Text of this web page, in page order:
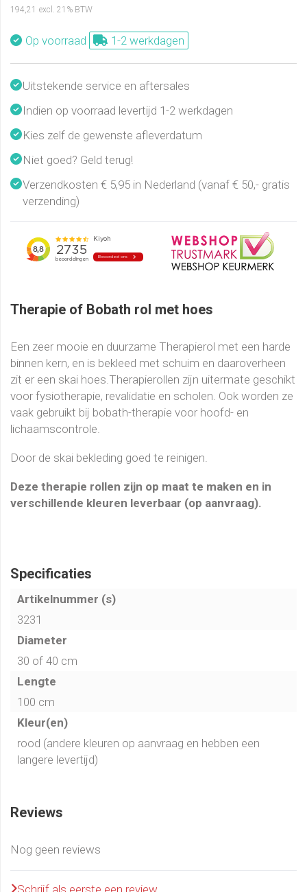
194,21 excl. 21% BTW
Op voorraad 1-2 werkdagen
Uitstekende service en aftersales
Indien op voorraad levertijd 1-2 werkdagen
Kies zelf de gewenste afleverdatum
Niet goed? Geld terug!
Verzendkosten € 5,95 in Nederland (vanaf € 50,- gratis
verzending)
Therapie of Bobath rol met hoes
Een zeer mooie en duurzame Therapierol met een harde
binnen kern, en is bekleed met schuim en daaroverheen
zit er een skai hoes.Therapierollen zijn uitermate geschikt
voor fysiotherapie, revalidatie en scholen. Ook worden ze
vaak gebruikt bij bobath-therapie voor hoofd- en
lichaamscontrole.
Door de skai bekleding goed te reinigen.
Deze therapie rollen zijn op maat te maken en in
verschillende kleuren leverbaar (op aanvraag).
Specificaties
Artikelnummer (s)
3231
Diameter
30 of 40 cm
Lengte
100 cm
Kleur(en)
rood (andere kleuren op aanvraag en hebben een
langere levertijd)
Reviews
Nog geen reviews